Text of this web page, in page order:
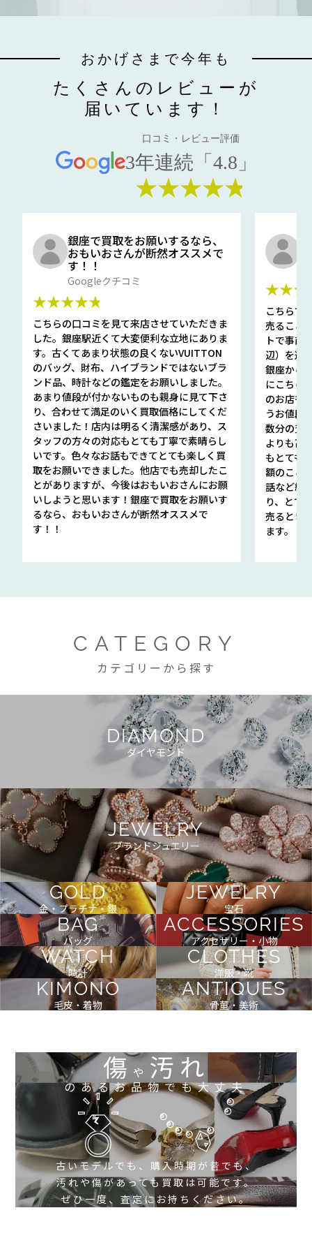
おかげさまで今年も
たくさんのレビューが
届いています！
口コミ・レビュー評価
3年連続「4.8」
★★★★★
銀座で買取をお願いするなら、
おもいおさんが断然オススメで
す！！
Googleクチコミ
★★★★★
こちらの口コミを見て来店させていただきま
した。銀座駅近くて大変便利な立地にありま
す。古くてあまり状態の良くないVUITTON
のバッグ、財布、ハイブランドではないブラ
ンド品、時計などの鑑定をお願いしました。
あまり値段が付かないものも親身に見て下さ
り、合わせて満足のいく買取価格にしてくだ
さいました！店内は明るく清潔感があり、ス
タッフの方々の対応もとても丁寧で素晴らし
いです。色々なお話もできてとても楽しく買
取をお願いできました。他店でも売却したこ
とがありますが、今後はおもいおさんにお願
いしようと思います！銀座で買取をお願いす
るなら、おもいおさんが断然オススメで
す！！
こちらで
売ること
トで事前
辺）を選
銀座から
にこちら
のお店も
うお値段
数分の査
よりも高
もとても
額のこと
話など細
り、とて
売るとき
ます。
CATEGORY
カテゴリーから探す
DIAMOND
ダイヤモンド
JEWELRY
ブランドジュエリー
GOLD
金・プラチナ・銀
JEWELRY
宝石
BAG
バッグ
ACCESSORIES
アクセサリー・小物
WATCH
時計
CLOTHES
洋服・靴
KIMONO
毛皮・着物
ANTIQUES
骨董・美術
傷や 汚れ
のあるお品物でも大丈夫
古いモデルでも、購入時期が昔でも、
汚れや傷があっても買取は可能です。
ぜひ一度、査定にお持ちください。